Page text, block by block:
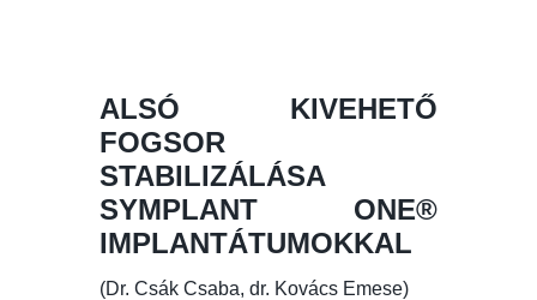
ALSÓ KIVEHETŐ
FOGSOR
STABILIZÁLÁSA
SYMPLANT ONE®
IMPLANTÁTUMOKKAL
(Dr. Csák Csaba, dr. Kovács Emese)